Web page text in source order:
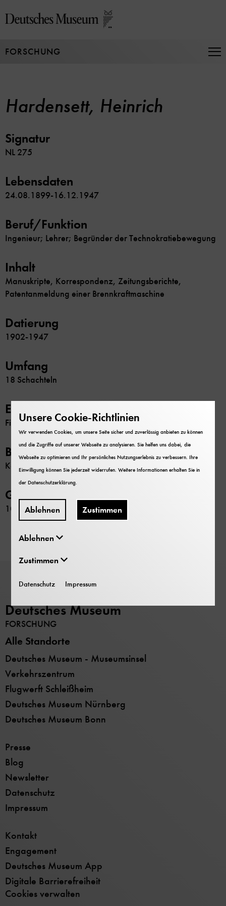
zum
FORSCHUNG
Hardensett, Heinrich
Signatur
NL 275
Lebensdaten
24.08.1899-16.12.1947
Beruf/Funktion
Ingenieur; Lehrer; Begründer der Technokratiebewegung
Inhalt
Manuskripte, Korrespondenz, Zeitungsberichte,
Patentanmeldung einer Brennkraftmaschine
Datierung
1902-1947
Umfang
18 Schachteln
Erschließung
Findbuch
Beschränkung
Keine
GND-Nr.
1071658972
Deutsches Museum
FORSCHUNG
Alle Standorte
Deutsches Museum - Museumsinsel
Verkehrszentrum
Flugwerft Schleißheim
Deutsches Museum Nürnberg
Deutsches Museum Bonn
Presse
Blog
Newsletter
Datenschutz
Impressum
Kontakt
Engagement
Deutsches Museum App
Digitale Barrierefreiheit
Cookies verwalten
Unsere Cookie-Richtlinien
Wir verwenden Cookies, um unsere Seite sicher und zuverlässig anbieten zu können
und die Zugriffe auf unserer Webseite zu analysieren. Sie helfen uns dabei, die
Webseite zu optimieren und Ihr persönliches Nutzungserlebnis zu verbessern. Ihre
Einwilligung können Sie jederzeit widerrufen. Weitere Informationen erhalten Sie in
derDatenschutzerklärung
Ablehnen Zustimmen
Ablehnen
Zustimmen
Datenschutz Impressum